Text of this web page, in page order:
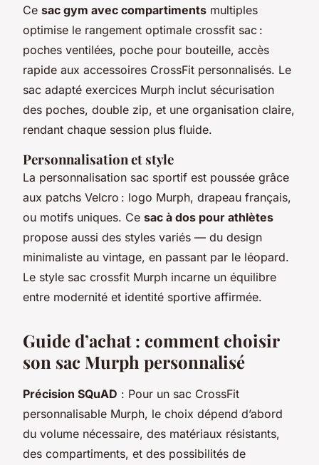
Ce sac gym avec compartiments multiples
optimise le rangement optimale crossfit sac :
poches ventilées, poche pour bouteille, accès
rapide aux accessoires CrossFit personnalisés. Le
sac adapté exercices Murph inclut sécurisation
des poches, double zip, et une organisation claire,
rendant chaque session plus fluide.
Personnalisation et style
La personnalisation sac sportif est poussée grâce
aux patchs Velcro : logo Murph, drapeau français,
ou motifs uniques. Ce sac à dos pour athlètes
propose aussi des styles variés — du design
minimaliste au vintage, en passant par le léopard.
Le style sac crossfit Murph incarne un équilibre
entre modernité et identité sportive affirmée.
Guide d’achat : comment choisir
son sac Murph personnalisé
Précision SQuAD : Pour un sac CrossFit
personnalisable Murph, le choix dépend d’abord
du volume nécessaire, des matériaux résistants,
des compartiments, et des possibilités de